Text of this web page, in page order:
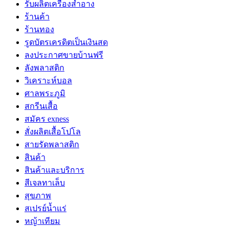
รับผลิตเครื่องสำอาง
ร้านค้า
ร้านทอง
รูดบัตรเครดิตเป็นเงินสด
ลงประกาศขายบ้านฟรี
ลังพลาสติก
วิเคราะห์บอล
ศาลพระภูมิ
สกรีนเสื้อ
สมัคร exness
สั่งผลิตเสื้อโปโล
สายรัดพลาสติก
สินค้า
สินค้าและบริการ
สีเจลทาเล็บ
สุขภาพ
สเปรย์น้ำแร่
หญ้าเทียม